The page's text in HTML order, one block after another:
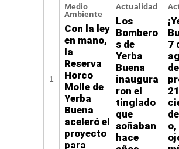
1
Medio
Ambiente
Con la ley
en mano,
la
Reserva
Horco
Molle de
Yerba
Buena
aceleró el
proyecto
para
Actualidad
Los
Bombero
s de
Yerba
Buena
inaugura
ron el
tinglado
que
soñaban
hace
7
o,